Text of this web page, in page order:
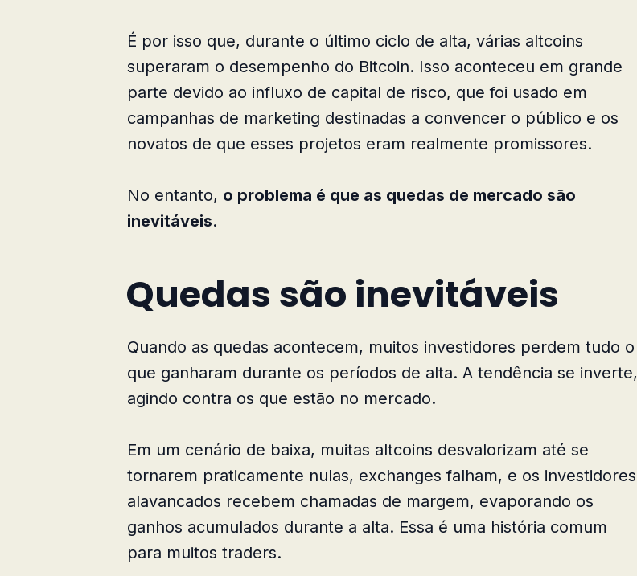
É por isso que, durante o último ciclo de alta, várias altcoins
superaram o desempenho do Bitcoin. Isso aconteceu em grande
parte devido ao influxo de capital de risco, que foi usado em
campanhas de marketing destinadas a convencer o público e os
novatos de que esses projetos eram realmente promissores.
No entanto, o problema é que as quedas de mercado são
inevitáveis.
Quedas são inevitáveis
Quando as quedas acontecem, muitos investidores perdem tudo o
que ganharam durante os períodos de alta. A tendência se inverte,
agindo contra os que estão no mercado.
Em um cenário de baixa, muitas altcoins desvalorizam até se
tornarem praticamente nulas, exchanges falham, e os investidores
alavancados recebem chamadas de margem, evaporando os
ganhos acumulados durante a alta. Essa é uma história comum
para muitos traders.